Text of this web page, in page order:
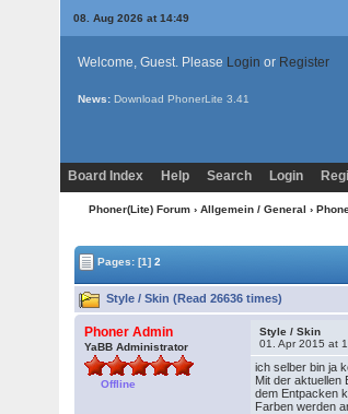
08. Aug 2026 at 14:49
Welcome, Guest. Please Login or Register
News: Download PhonerLite 3.41
Board Index Help Search Login
Phoner(Lite) Forum › Allgemein / General ›
Pages:[1] 2
Style / Skin (Read 26636 times)
Phoner Admin
YaBB Administrator
Offline
Style / Skin
01. Apr 2015 at
ich selber bin ja
Mit der aktuellen
dem Entpacken
Farben werden